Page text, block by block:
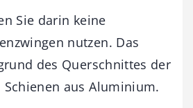
Sie darin keine
nutzen. Das
des Querschnittes der
aus Aluminium.